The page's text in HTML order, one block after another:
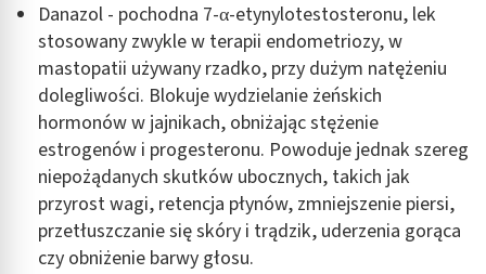
Danazol - pochodna 7-α-etynylotestosteronu, lek
stosowany zwykle w terapii endometriozy, w
mastopatii używany rzadko, przy dużym natężeniu
dolegliwości. Blokuje wydzielanie żeńskich
hormonów w jajnikach, obniżając stężenie
estrogenów i progesteronu. Powoduje jednak szereg
niepożądanych skutków ubocznych, takich jak
przyrost wagi, retencja płynów, zmniejszenie piersi,
przetłuszczanie się skóry i trądzik, uderzenia gorąca
czy obniżenie barwy głosu.